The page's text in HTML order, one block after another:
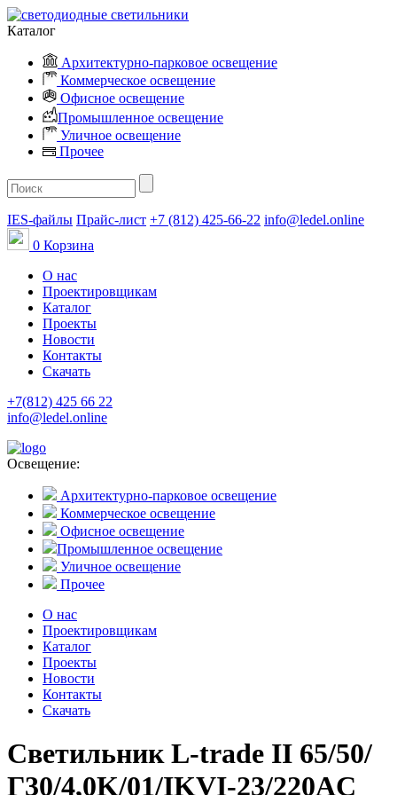
Каталог
Архитектурно-парковое освещение
Коммерческое освещение
Офисное освещение
Промышленное освещение
Уличное освещение
Прочее
IES-файлы Прайс-лист +7 (812) 425-66-22 info@ledel.online
0 Корзина
О нас
Проектировщикам
Каталог
Проекты
Новости
Контакты
Скачать
+7(812) 425 66 22
info@ledel.online
Освещение:
Архитектурно-парковое освещение
Коммерческое освещение
Офисное освещение
Промышленное освещение
Уличное освещение
Прочее
О нас
Проектировщикам
Каталог
Проекты
Новости
Контакты
Скачать
Светильник L-trade II 65/50/
Г30/4,0K/01/IKVI-23/220AC